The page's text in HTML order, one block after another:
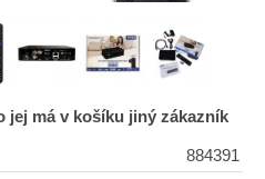
jej má v košíku jiný zákazník
884391